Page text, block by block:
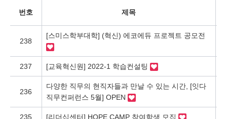
번호 제목
238
[스미스학부대학] (혁신) 에코에듀 프로젝트 공모전
237 [교육혁신원] 2022-1 학습컨설팅
236
다양한 직무의 현직자들과 만날 수 있는 시간, [잇다
직무컨퍼런스 5월] OPEN
235 [리더십센터] HOPE CAMP 참여학생 모집